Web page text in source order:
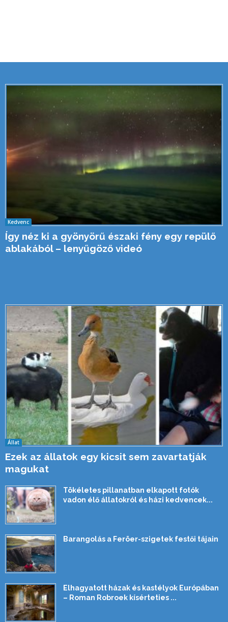
Kedvenc
Így néz ki a gyönyörű északi fény egy repülő
ablakából – lenyűgöző videó
Állat
Ezek az állatok egy kicsit sem zavartatják
magukat
Tökéletes pillanatban elkapott fotók
vadon élő állatokról és házi kedvencek...
Barangolás a Feröer-szigetek festői tájain
Elhagyatott házak és kastélyok Európában
– Roman Robroek kísérteties ...